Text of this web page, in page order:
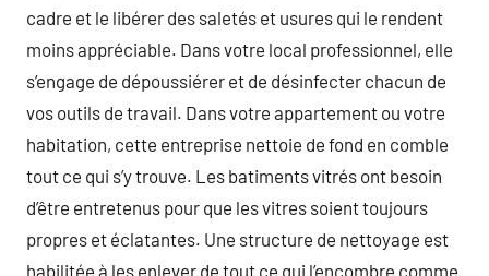
cadre et le libérer des saletés et usures qui le rendent
moins appréciable. Dans votre local professionnel, elle
s’engage de dépoussiérer et de désinfecter chacun de
vos outils de travail. Dans votre appartement ou votre
habitation, cette entreprise nettoie de fond en comble
tout ce qui s’y trouve. Les batiments vitrés ont besoin
d’être entretenus pour que les vitres soient toujours
propres et éclatantes. Une structure de nettoyage est
habilitée à les enlever de tout ce qui l’encombre comme